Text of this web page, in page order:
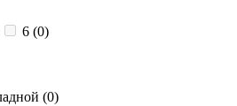
6 (0)
(0)